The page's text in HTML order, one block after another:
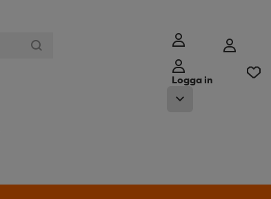
Logga in